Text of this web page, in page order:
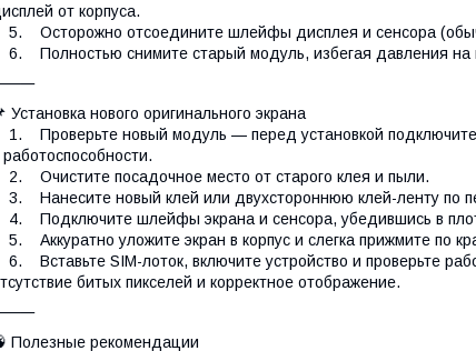
от корпуса.
5. Осторожно отсоедините шлейфы дисплея и сенсора
6. Полностью снимите старый модуль, избегая давления на
Установка нового оригинального экрана
1. Проверьте новый модуль — перед установкой подключите
работоспособности.
2. Очистите посадочное место от старого клея и пыли.
3. Нанесите новый клей или двухстороннюю клей-ленту по
4. Подключите шлейфы экрана и сенсора, убедившись в
5. Аккуратно уложите экран в корпус и слегка прижмите по
6. Вставьте SIM-лоток, включите устройство и проверьте
битых пикселей и корректное отображение.
Полезные рекомендации